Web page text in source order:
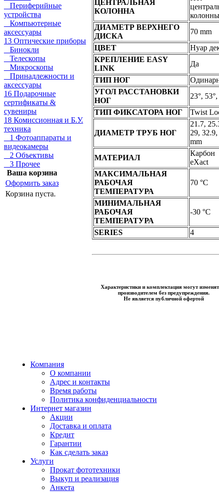
Периферийные
устройства
Компьютерные
аксессуары
13 Оптические приборы
Бинокли
Телескопы
Микроскопы
Принадлежности и
аксессуары
16 Подарочные
сертификаты &
сувениры
18 Комиссионная и Б.У.
техника
1 Фотоаппараты и
видеокамеры
2 Объективы
3 Прочее
Ваша корзина
Оформить заказ
Корзина пуста.
ЦЕНТРАЛЬНАЯ
КОЛОННА
колонны
ДИАМЕТР ВЕРХНЕГО
ДИСКА
70 mm
ЦВЕТ
Нуар
КРЕПЛЕНИЕ EASY
LINK
Да
ТИП НОГ
УГОЛ РАССТАНОВКИ
НОГ
23°,
ТИП ФИКСАТОРА НОГ
Twist
ДИАМЕТР ТРУБ НОГ
21.7,
29,
mm
МАТЕРИАЛ
Карбон
eXact
МАКСИМАЛЬНАЯ
РАБОЧАЯ
ТЕМПЕРАТУРА
70 °C
МИНИМАЛЬНАЯ
РАБОЧАЯ
ТЕМПЕРАТУРА
-30 °C
SERIES 4
Характеристики и комплектация могут
производителем без предупреждения.
Не является публичной офертой
Компания
О компании
Адрес и контакты
Время работы
Политика конфиденциальности
Интернет магазин
Акции
Доставка и оплата
Кредит
Гарантии
Как сделать заказ
Услуги
Прокат фототехники
Выкуп и реализация
Анкета